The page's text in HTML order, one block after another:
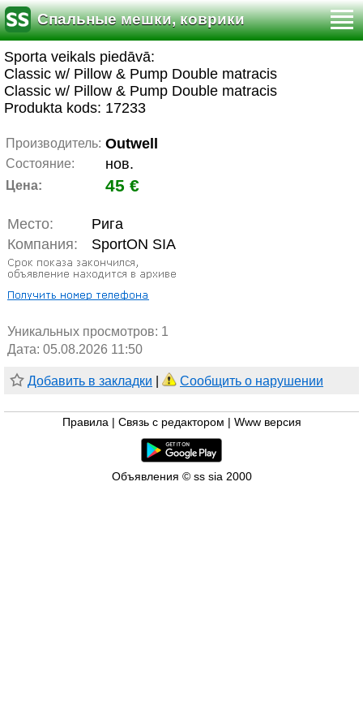
Спальные мешки, коврики
Sporta veikals piedāvā:
Classic w/ Pillow & Pump Double matracis
Classic w/ Pillow & Pump Double matracis
Produkta kods: 17233
Производитель: Outwell
Состояние: нов.
Цена: 45 €
Место:
Рига
Компания:
SportON SIA
Уникальных просмотров: 1
Дата: 05.08.2026 11:50
Добавить в закладки Сообщить о нарушении
Правила Связь с редактором Www версия
Объявления © ss sia 2000